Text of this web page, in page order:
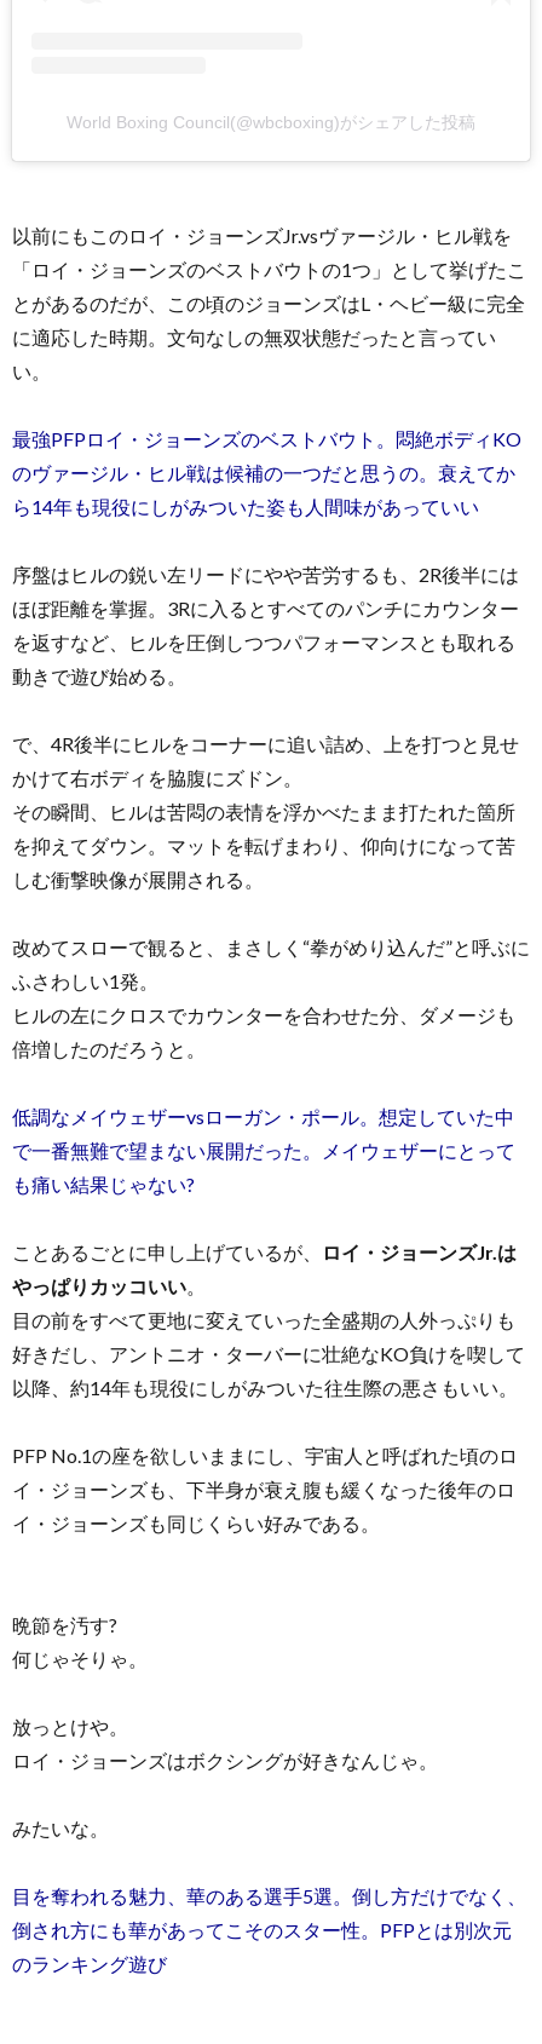
World Boxing Council(@wbcboxing)がシェアした投稿
以前にもこのロイ・ジョーンズJr.vsヴァージル・ヒル戦を
「ロイ・ジョーンズのベストバウトの1つ」として挙げたこ
とがあるのだが、この頃のジョーンズはL・ヘビー級に完全
に適応した時期。文句なしの無双状態だったと言ってい
い。
最強PFPロイ・ジョーンズのベストバウト。悶絶ボディKO
のヴァージル・ヒル戦は候補の一つだと思うの。衰えてか
ら14年も現役にしがみついた姿も人間味があっていい
序盤はヒルの鋭い左リードにやや苦労するも、2R後半には
ほぼ距離を掌握。3Rに入るとすべてのパンチにカウンター
を返すなど、ヒルを圧倒しつつパフォーマンスとも取れる
動きで遊び始める。
で、4R後半にヒルをコーナーに追い詰め、上を打つと見せ
かけて右ボディを脇腹にズドン。
その瞬間、ヒルは苦悶の表情を浮かべたまま打たれた箇所
を抑えてダウン。マットを転げまわり、仰向けになって苦
しむ衝撃映像が展開される。
改めてスローで観ると、まさしく“拳がめり込んだ”と呼ぶに
ふさわしい1発。
ヒルの左にクロスでカウンターを合わせた分、ダメージも
倍増したのだろうと。
低調なメイウェザーvsローガン・ポール。想定していた中
で一番無難で望まない展開だった。メイウェザーにとって
も痛い結果じゃない?
ことあるごとに申し上げているが、
ロイ・ジョーンズJr.は
やっぱりカッコいい。
目の前をすべて更地に変えていった全盛期の人外っぷりも
好きだし、アントニオ・ターバーに壮絶なKO負けを喫して
以降、約14年も現役にしがみついた往生際の悪さもいい。
PFP No.1の座を欲しいままにし、宇宙人と呼ばれた頃のロ
イ・ジョーンズも、下半身が衰え腹も緩くなった後年のロ
イ・ジョーンズも同じくらい好みである。
晩節を汚す?
何じゃそりゃ。
放っとけや。
ロイ・ジョーンズはボクシングが好きなんじゃ。
みたいな。
目を奪われる魅力、華のある選手5選。倒し方だけでなく、
倒され方にも華があってこそのスター性。PFPとは別次元
のランキング遊び